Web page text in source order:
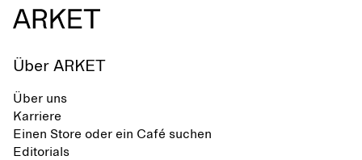
Über ARKET
Über uns
Karriere
Einen Store oder ein Café suchen
Editorials